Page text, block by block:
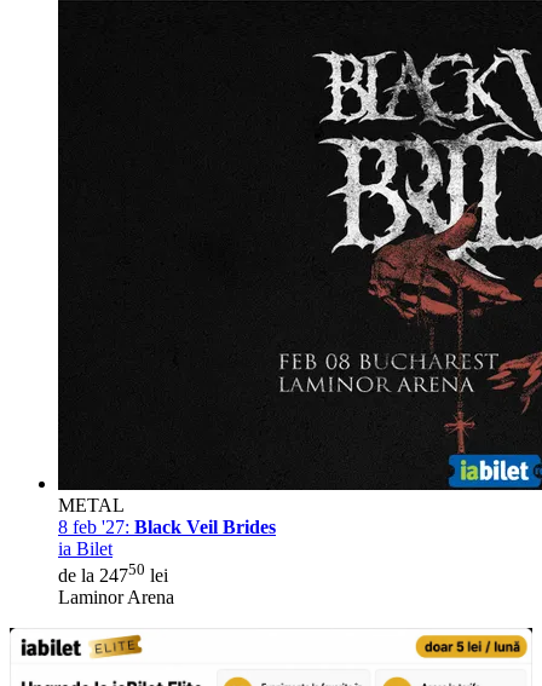
METAL
8 feb '27: Black Veil Brides
ia Bilet
de la 24750 lei
Laminor Arena